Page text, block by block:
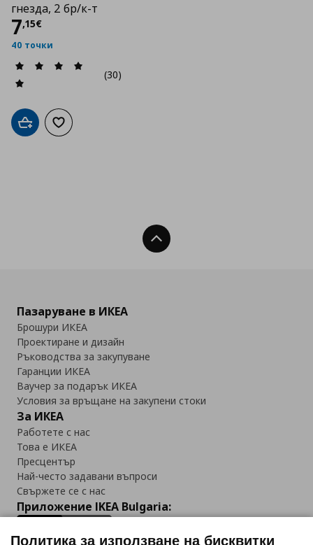
гнезда, 2 бр/к-т
7,15€
Цена
40 точки
(30)
Добави в кошницата
Добави към списъка с любими
Нагоре
Пазаруване в ИКЕА
Брошури ИКЕА
Проектиране и дизайн
Ръководства за закупуване
Гаранции ИКЕА
Ваучер за подарък ИКЕА
Условия за връщане на закупени стоки
За ИКЕА
Работете с нас
Това е ИКЕА
Пресцентър
Най-често задавани въпроси
Свържете се с нас
Приложение IKEA Bulgaria:
Политика за използване на бисквитки